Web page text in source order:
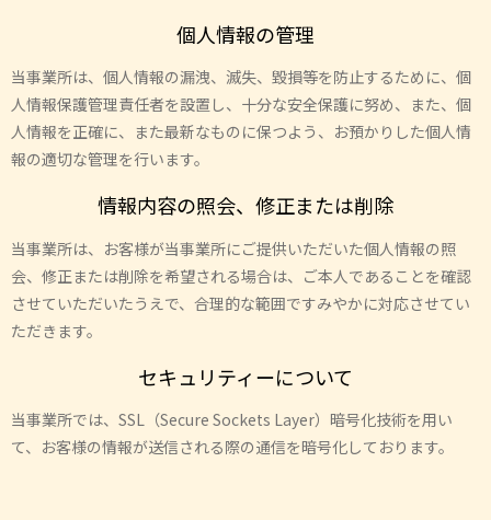
個人情報の管理
当事業所は、個人情報の漏洩、滅失、毀損等を防止するために、個
人情報保護管理責任者を設置し、十分な安全保護に努め、また、個
人情報を正確に、また最新なものに保つよう、お預かりした個人情
報の適切な管理を行います。
情報内容の照会、修正または削除
当事業所は、お客様が当事業所にご提供いただいた個人情報の照
会、修正または削除を希望される場合は、ご本人であることを確認
させていただいたうえで、合理的な範囲ですみやかに対応させてい
ただきます。
セキュリティーについて
当事業所では、SSL（Secure Sockets Layer）暗号化技術を用い
て、お客様の情報が送信される際の通信を暗号化しております。